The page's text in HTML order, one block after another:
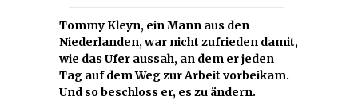
Tommy Kleyn, ein Mann aus den
Niederlanden, war nicht zufrieden damit,
wie das Ufer aussah, an dem er jeden
Tag auf dem Weg zur Arbeit vorbeikam.
Und so beschloss er, es zu ändern.